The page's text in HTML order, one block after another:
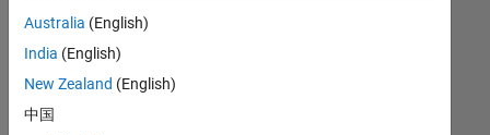
keine
offenen
Stellen
können,
Australia (English)
India (English)
New Zealand (English)
中国